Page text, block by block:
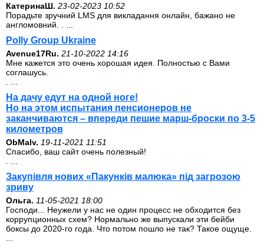
КатеринаШ. 23-02-2023 10:52
Порадьте зручний LMS для викладання онлайн, бажано не
англомовний. . ...
Polly Group Ukraine
Avenue17Ru. 21-10-2022 14:16
Мне кажется это очень хорошая идея. Полностью с Вами
соглашусь.
На дачу едут на одной ноге!
Но на этом испытания пенсионеров не
заканчиваются – впереди пешие марш-броски по 3-5
километров
ОbMalv. 19-11-2021 11:51
Спасибо, ваш сайт очень полезный!
Закупівля нових «Пакунків малюка» під загрозою
зриву
Ольга. 11-05-2021 18:00
Господи... Неужели у нас не один процесс не обходится без
коррупционных схем? Нормально же выпускали эти бейби
боксы до 2020-го года. Что потом пошло не так? Такое ощуще.